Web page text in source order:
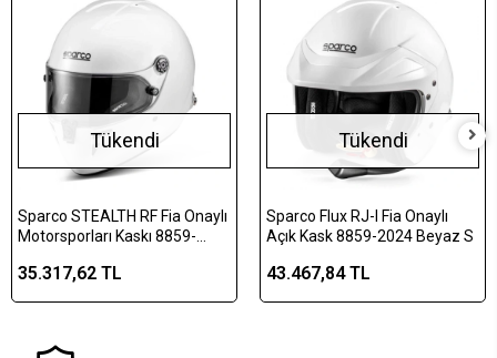
Tükendi
Sparco STEALTH RF Fia Onaylı
Motorsporları Kaskı 8859-
35.317,62 TL
Tükendi
Sparco Flux RJ-I Fia Onaylı
Açık Kask 8859-2024 Beyaz S
43.467,84 TL